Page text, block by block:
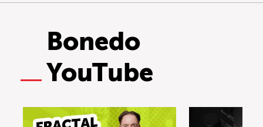
Bonedo
YouTube